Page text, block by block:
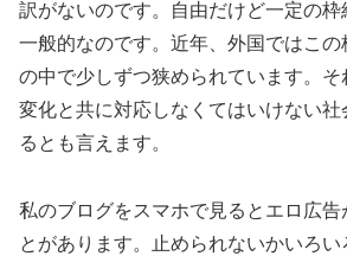
訳がないのです。自由だけど一定の
一般的なのです。近年、外国ではこ
の中で少しずつ狭められています。
変化と共に対応しなくてはいけない
るとも言えます。
私のブログをスマホで見るとエロ広告
とがあります。止められないかいろい